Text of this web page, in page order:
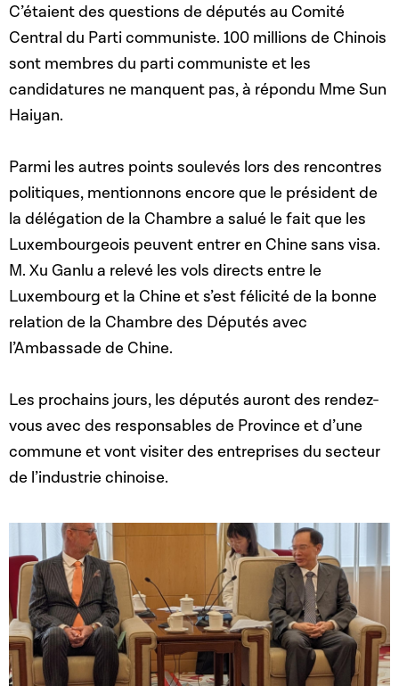
C’étaient des questions de députés au Comité
Central du Parti communiste. 100 millions de Chinois
sont membres du parti communiste et les
candidatures ne manquent pas, à répondu Mme Sun
Haiyan.
Parmi les autres points soulevés lors des rencontres
politiques, mentionnons encore que le président de
la délégation de la Chambre a salué le fait que les
Luxembourgeois peuvent entrer en Chine sans visa.
M. Xu Ganlu a relevé les vols directs entre le
Luxembourg et la Chine et s’est félicité de la bonne
relation de la Chambre des Députés avec
l’Ambassade de Chine.
Les prochains jours, les députés auront des rendez-
vous avec des responsables de Province et d’une
commune et vont visiter des entreprises du secteur
de l’industrie chinoise.